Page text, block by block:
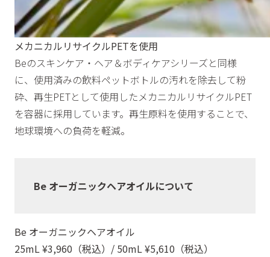
メカニカルリサイクルPETを使用
Beのスキンケア・ヘア＆ボディケアシリーズと同様
に、使用済みの飲料ペットボトルの汚れを除去して粉
砕、再生PETとして使用したメカニカルリサイクルPET
を容器に採用しています。再生原料を使用することで、
地球環境への負荷を軽減。
Be オーガニックヘアオイルについて
Be オーガニックヘアオイル
25mL ¥3,960（税込）/ 50mL ¥5,610（税込）